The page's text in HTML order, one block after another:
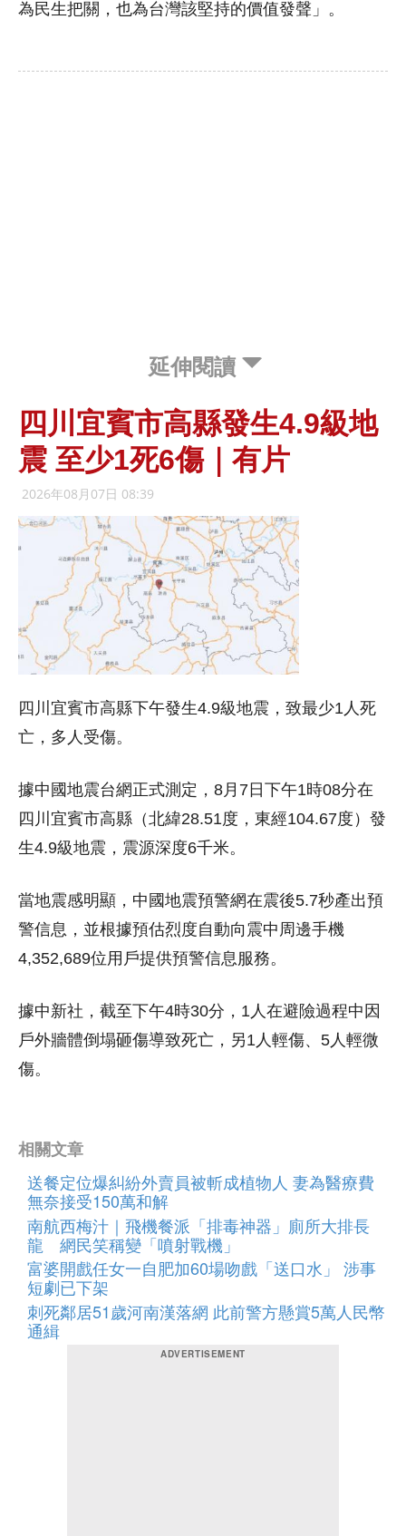
為民生把關，也為台灣該堅持的價值發聲」。
延伸閱讀
四川宜賓市高縣發生4.9級地
震 至少1死6傷｜有片
2026年08月07日 08:39
四川宜賓市高縣下午發生4.9級地震，致最少1人死
亡，多人受傷。
據中國地震台網正式測定，8月7日下午1時08分在
四川宜賓市高縣（北緯28.51度，東經104.67度）發
生4.9級地震，震源深度6千米。
當地震感明顯，中國地震預警網在震後5.7秒產出預
警信息，並根據預估烈度自動向震中周邊手機
4,352,689位用戶提供預警信息服務。
據中新社，截至下午4時30分，1人在避險過程中因
戶外牆體倒塌砸傷導致死亡，另1人輕傷、5人輕微
傷。
相關文章
送餐定位爆糾紛外賣員被斬成植物人 妻為醫療費
無奈接受150萬和解
南航西梅汁｜飛機餐派「排毒神器」廁所大排長
龍 網民笑稱變「噴射戰機」
富婆開戲任女一自肥加60場吻戲「送口水」 涉事
短劇已下架
刺死鄰居51歲河南漢落網 此前警方懸賞5萬人民幣
通緝